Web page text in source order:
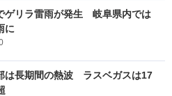
ゲリラ雷雨が発生 岐阜県内では
に
は長期間の熱波 ラスベガスは17